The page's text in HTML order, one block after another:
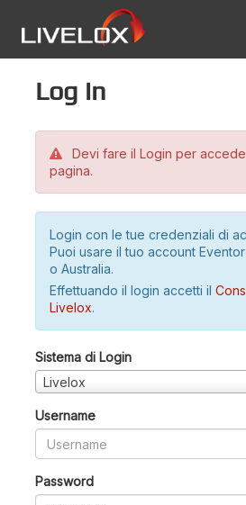
Log in
Devi fare il Login per
pagina.
Login con le tue credenziali di
Puoi usare il tuo account
o Australia.
Effettuando il login accetti il
Livelox.
Sistema di Login
Livelox
Username
Password